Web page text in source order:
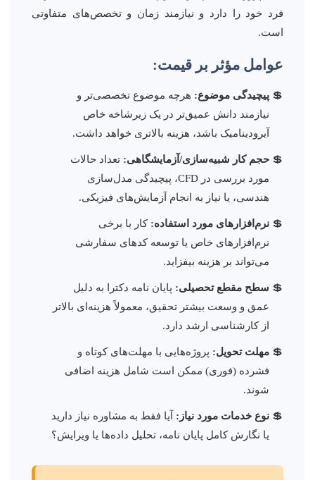
فرد خود را دارد و نیازمند زمان و تخصص‌های متفاوتی
است.
عوامل مؤثر بر قیمت:
پیچیدگی موضوع: هرچه موضوع تخصصی‌تر و
نیازمند دانش عمیق‌تر در یک زیرشاخه خاص
آیرودینامیک باشد، هزینه بالاتری خواهد داشت.
حجم کار شبیه‌سازی/آزمایشگاهی: تعداد حالات
مورد بررسی در CFD، پیچیدگی مدل‌سازی
هندسی، یا نیاز به انجام آزمایش‌های فیزیکی.
نرم‌افزارهای مورد استفاده: کار با برخی
نرم‌افزارهای خاص یا توسعه کدهای سفارشی
می‌تواند بر هزینه بیفزاید.
سطح مقطع تحصیلی: پایان نامه دکترا به دلیل
عمق و وسعت بیشتر تحقیق، معمولاً هزینه‌ای بالاتر
از کارشناسی ارشد دارد.
مهلت تحویل: پروژه‌هایی با مهلت‌های کوتاه و
فشرده (فوری) ممکن است شامل هزینه اضافی
شوند.
نوع خدمات مورد نیاز: آیا فقط به مشاوره نیاز دارید
یا نگارش کامل پایان نامه، تحلیل داده‌ها یا ویرایش؟